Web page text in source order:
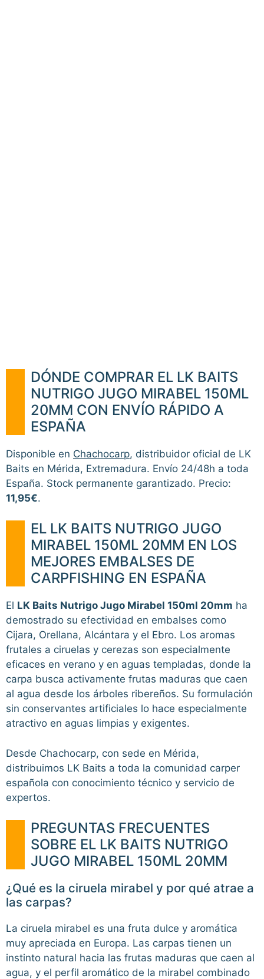
DÓNDE COMPRAR EL LK BAITS
NUTRIGO JUGO MIRABEL 150ML
20MM CON ENVÍO RÁPIDO A
ESPAÑA
Disponible en Chachocarp, distribuidor oficial de LK
Baits en Mérida, Extremadura. Envío 24/48h a toda
España. Stock permanente garantizado. Precio:
11,95€.
EL LK BAITS NUTRIGO JUGO
MIRABEL 150ML 20MM EN LOS
MEJORES EMBALSES DE
CARPFISHING EN ESPAÑA
El LK Baits Nutrigo Jugo Mirabel 150ml 20mm ha
demostrado su efectividad en embalses como
Cijara, Orellana, Alcántara y el Ebro. Los aromas
frutales a ciruelas y cerezas son especialmente
eficaces en verano y en aguas templadas, donde la
carpa busca activamente frutas maduras que caen
al agua desde los árboles ribereños. Su formulación
sin conservantes artificiales lo hace especialmente
atractivo en aguas limpias y exigentes.
Desde Chachocarp, con sede en Mérida,
distribuimos LK Baits a toda la comunidad carper
española con conocimiento técnico y servicio de
expertos.
PREGUNTAS FRECUENTES
SOBRE EL LK BAITS NUTRIGO
JUGO MIRABEL 150ML 20MM
¿Qué es la ciruela mirabel y por qué atrae a
las carpas?
La ciruela mirabel es una fruta dulce y aromática
muy apreciada en Europa. Las carpas tienen un
instinto natural hacia las frutas maduras que caen al
agua, y el perfil aromático de la mirabel combinado